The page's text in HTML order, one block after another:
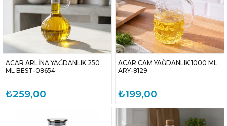
ACAR ARLİNA YAĞDANLIK 250
ML BEST-08654
₺259,00
ACAR CAM YAĞDANLIK 1000 ML
ARY-8129
₺199,00